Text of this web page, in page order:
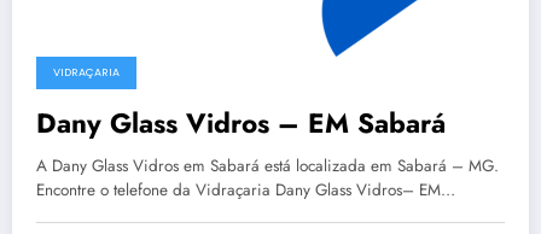
VIDRAÇARIA
Dany Glass Vidros – EM Sabará
A Dany Glass Vidros em Sabará está localizada em Sabará – MG.
Encontre o telefone da Vidraçaria Dany Glass Vidros– EM…